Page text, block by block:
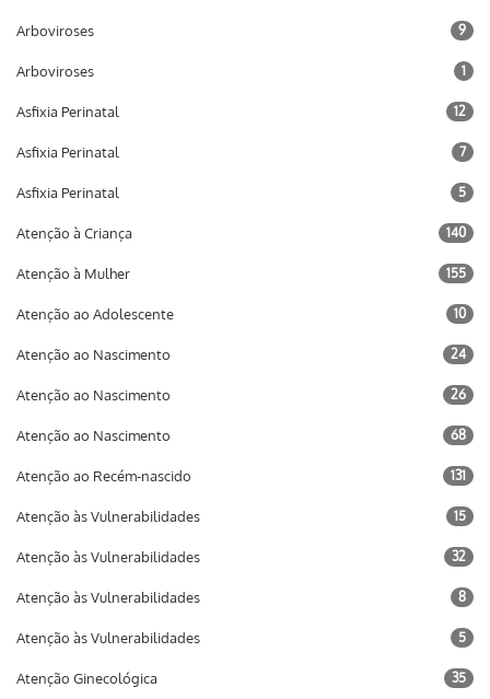
Arboviroses 9
Arboviroses 1
Asfixia Perinatal 12
Asfixia Perinatal 7
Asfixia Perinatal 5
Atenção à Criança 140
Atenção à Mulher 155
Atenção ao Adolescente 10
Atenção ao Nascimento 24
Atenção ao Nascimento 26
Atenção ao Nascimento 68
Atenção ao Recém-nascido 131
Atenção às Vulnerabilidades 15
Atenção às Vulnerabilidades 32
Atenção às Vulnerabilidades 8
Atenção às Vulnerabilidades 5
Atenção Ginecológica 35